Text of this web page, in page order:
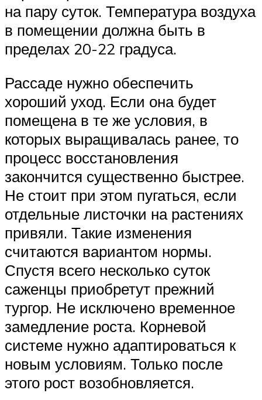
на пару суток. Температура воздуха
в помещении должна быть в
пределах 20-22 градуса.
Рассаде нужно обеспечить
хороший уход. Если она будет
помещена в те же условия, в
которых выращивалась ранее, то
процесс восстановления
закончится существенно быстрее.
Не стоит при этом пугаться, если
отдельные листочки на растениях
привяли. Такие изменения
считаются вариантом нормы.
Спустя всего несколько суток
саженцы приобретут прежний
тургор. Не исключено временное
замедление роста. Корневой
системе нужно адаптироваться к
новым условиям. Только после
этого рост возобновляется.